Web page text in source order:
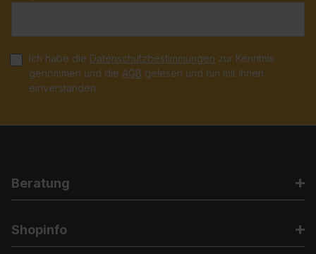
Ich habe die Datenschutzbestimmungen zur Kenntnis
genommen und die AGB gelesen und bin mit ihnen
einverstanden.
Beratung
Shopinfo